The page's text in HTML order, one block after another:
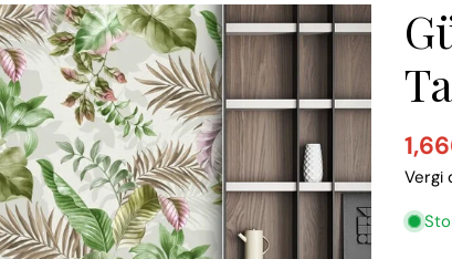
Vergi